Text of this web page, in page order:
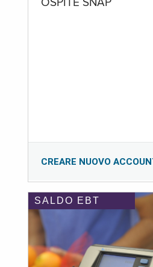
OSPITE SNAP
CREARE NUOVO
SALDO EBT